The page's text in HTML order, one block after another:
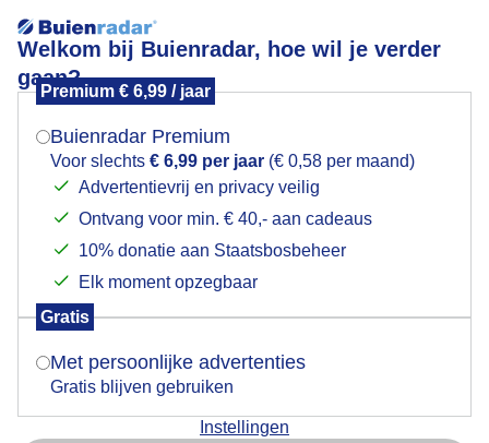
Welkom bij Buienradar, hoe wil je verder
gaan?
Premium € 6,99 / jaar
Buienradar Premium
Voor slechts € 6,99 per jaar (€ 0,58 per maand)
Advertentievrij en privacy veilig
Ontvang voor min. € 40,- aan cadeaus
10% donatie aan Staatsbosbeheer
Elk moment opzegbaar
Gratis
Met persoonlijke advertenties
Gratis blijven gebruiken
Instellingen
Goed fietsweer
Mogen we je locatie gebruiken voor het
Indien je hier nog geen akkoord op hebt gegeven,
verschijnt er zo een pop-up uit je browser waarin
Is goed, toon de popup
Nu niet, misschien later